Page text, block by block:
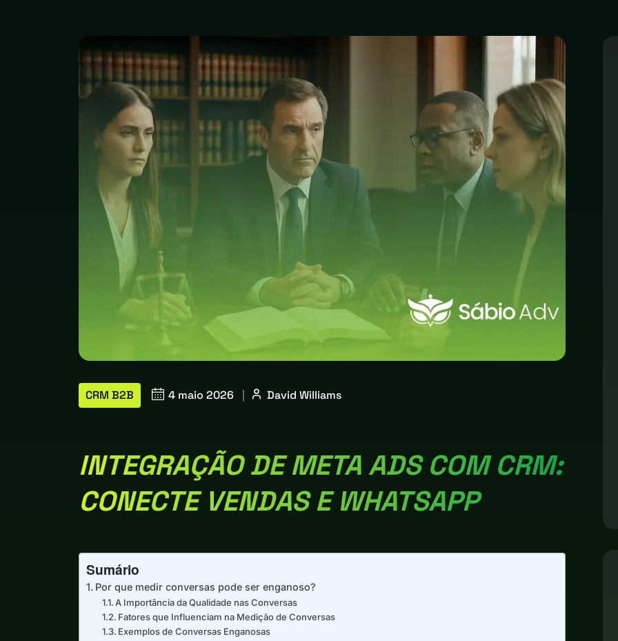
CRM B2B 4 maio 2026 | David Williams
INTEGRAÇÃO DE META ADS COM CRM:
CONECTE VENDAS E WHATSAPP
Sumário
Por que medir conversas pode ser enganoso?
A Importância da Qualidade nas Conversas
Fatores que Influenciam na Medição de Conversas
Exemplos de Conversas Enganosas